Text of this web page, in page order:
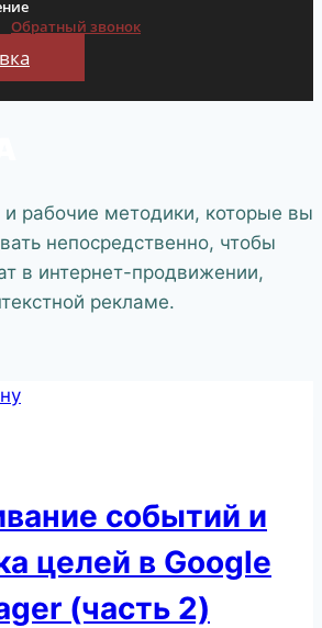
Обратный звонок
рабочие методики, которые вы
непосредственно, чтобы
в интернет-продвижении,
рекламе.
событий и
целей в Google
(часть 2)